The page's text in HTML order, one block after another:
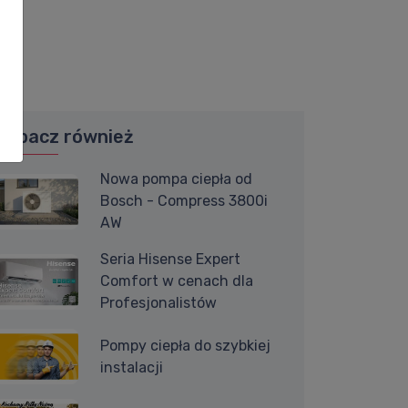
Zobacz również
Nowa pompa ciepła od
Bosch - Compress 3800i
AW
Seria Hisense Expert
Comfort w cenach dla
Profesjonalistów
Pompy ciepła do szybkiej
instalacji